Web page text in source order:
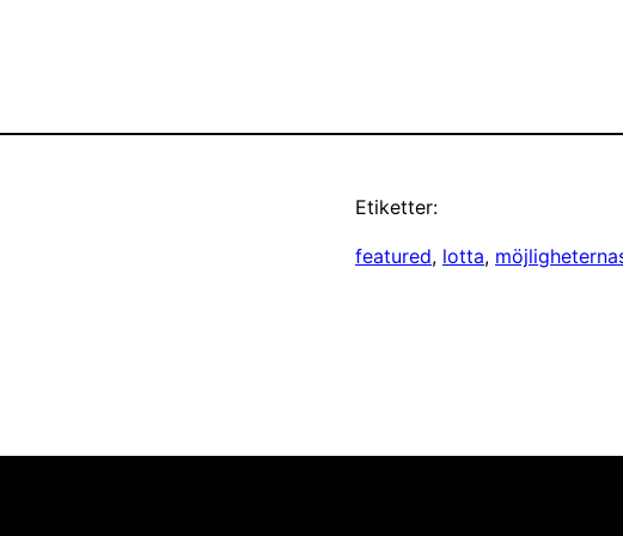
Etiketter:
featured, lotta,